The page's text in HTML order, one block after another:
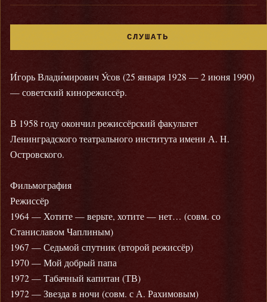
СЛУШАТЬ
И́горь Влади́мирович У́сов (25 января 1928 — 2 июня 1990)
— советский кинорежиссёр.
В 1958 году окончил режиссёрский факультет
Ленинградского театрального института имени А. Н.
Островского.
Фильмография
Режиссёр
1964 — Хотите — верьте, хотите — нет… (совм. со
Станиславом Чаплиным)
1967 — Седьмой спутник (второй режиссёр)
1970 — Мой добрый папа
1972 — Табачный капитан (ТВ)
1972 — Звезда в ночи (совм. с А. Рахимовым)